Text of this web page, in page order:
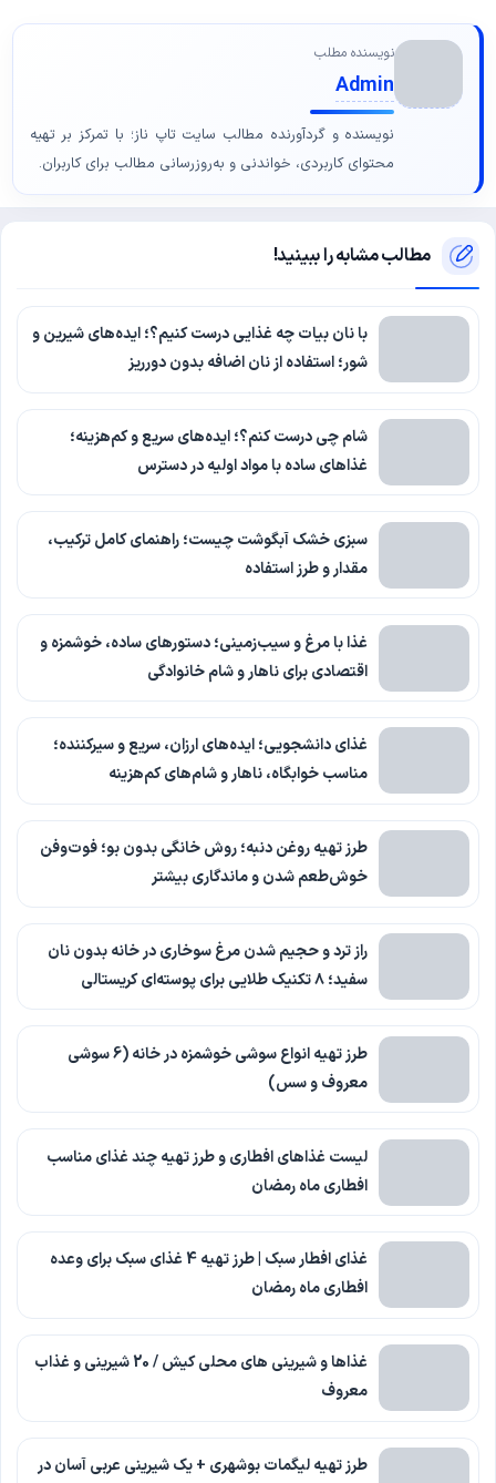
نویسنده مطلب
Admin
نویسنده و گردآورنده مطالب سایت تاپ ناز؛ با تمرکز بر تهیه
محتوای کاربردی، خواندنی و به‌روزرسانی مطالب برای کاربران.
مطالب مشابه را ببینید!
با نان بیات چه غذایی درست کنیم؟؛ ایده‌های شیرین و
شور؛ استفاده از نان اضافه بدون دورریز
شام چی درست کنم؟؛ ایده‌های سریع و کم‌هزینه؛
غذاهای ساده با مواد اولیه در دسترس
سبزی خشک آبگوشت چیست؛ راهنمای کامل ترکیب،
مقدار و طرز استفاده
غذا با مرغ و سیب‌زمینی؛ دستورهای ساده، خوشمزه و
اقتصادی برای ناهار و شام خانوادگی
غذای دانشجویی؛ ایده‌های ارزان، سریع و سیرکننده؛
مناسب خوابگاه، ناهار و شام‌های کم‌هزینه
طرز تهیه روغن دنبه؛ روش خانگی بدون بو؛ فوت‌وفن
خوش‌طعم شدن و ماندگاری بیشتر
راز ترد و حجیم شدن مرغ سوخاری در خانه بدون نان
سفید؛ ۸ تکنیک طلایی برای پوسته‌ای کریستالی
طرز تهیه انواع سوشی خوشمزه در خانه (6 سوشی
معروف و سس)
لیست غذاهای افطاری و طرز تهیه چند غذای مناسب
افطاری ماه رمضان
غذای افطار سبک | طرز تهیه 4 غذای سبک برای وعده
افطاری ماه رمضان
غذاها و شیرینی های محلی کیش / 20 شیرینی و غذاب
معروف
طرز تهیه لیگمات بوشهری + یک شیرینی عربی آسان در